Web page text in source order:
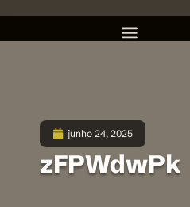
junho 24, 2025
zFPWdwPk